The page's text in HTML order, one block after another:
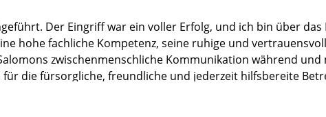
Der Eingriff war ein voller Erfolg, und ich bin über
hohe fachliche Kompetenz, seine ruhige und
zwischenmenschliche Kommunikation während
die fürsorgliche, freundliche und jederzeit hilfsbereite
und Mitarbeiter im Service sowie an das Reinigungsteam.